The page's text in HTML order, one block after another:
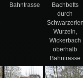
Bahntrasse
Bachbetts
durch
Wurzeln,
Wickerbach
oberhalb
Bahntrasse